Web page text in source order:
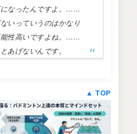
になったんですよ。……
いっていうのはかなり
能性高いですよね。……
あげないんです。
▲ TOP